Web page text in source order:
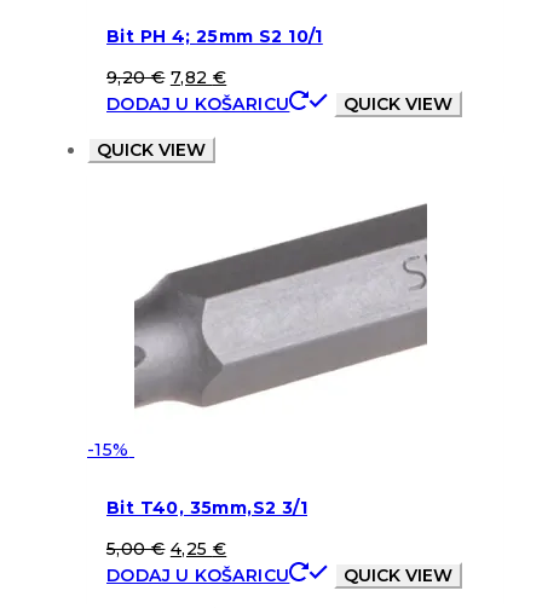
Bit PH 4; 25mm S2 10/1
9,20€ 7,82 €
DODAJ U KOŠARICU
QUICK VIEW
QUICK VIEW
-15%
Bit T40, 35mm,S2 3/1
5,00€ 4,25 €
DODAJ U KOŠARICU
QUICK VIEW